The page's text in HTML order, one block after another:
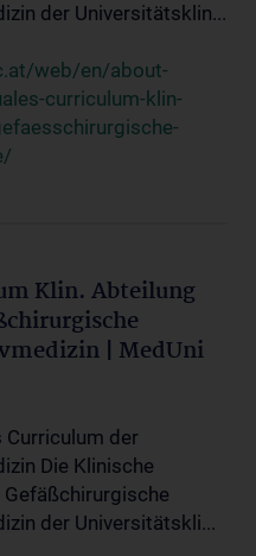
der Universitätsklin...
web/en/about-
curriculum-klin-
Klin. Abteilung
| MedUni
Curriculum der
Die Klinische
Gefäßchirurgische
der Universitätskli...